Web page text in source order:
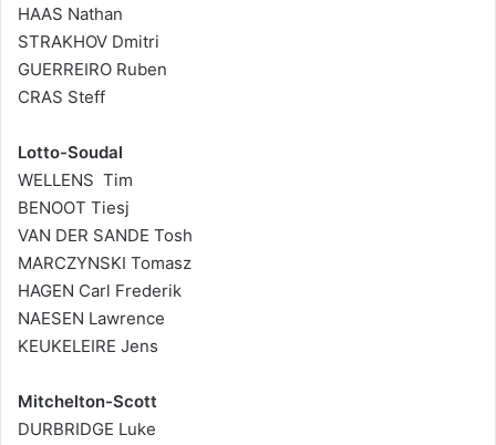
HAAS Nathan
STRAKHOV Dmitri
GUERREIRO Ruben
CRAS Steff
Lotto-Soudal
WELLENS Tim
BENOOT Tiesj
VAN DER SANDE Tosh
MARCZYNSKI Tomasz
HAGEN Carl Frederik
NAESEN Lawrence
KEUKELEIRE Jens
Mitchelton-Scott
DURBRIDGE Luke